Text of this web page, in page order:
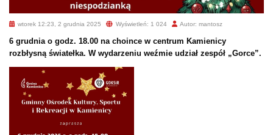
wtorek 12:23, 2 grudnia 2025 Wyświetleń: 1 024 Autor: mantosz
6 grudnia o godz. 18.00 na choince w centrum Kamienicy
rozbłysną światełka. W wydarzeniu weźmie udział zespół „Gorce”.